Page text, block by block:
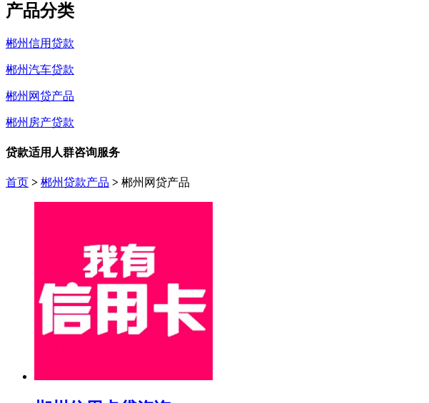
产品分类
郴州信用贷款
郴州汽车贷款
郴州网贷产品
郴州房产贷款
贷款适用人群咨询服务
首页 > 郴州贷款产品 > 郴州网贷产品